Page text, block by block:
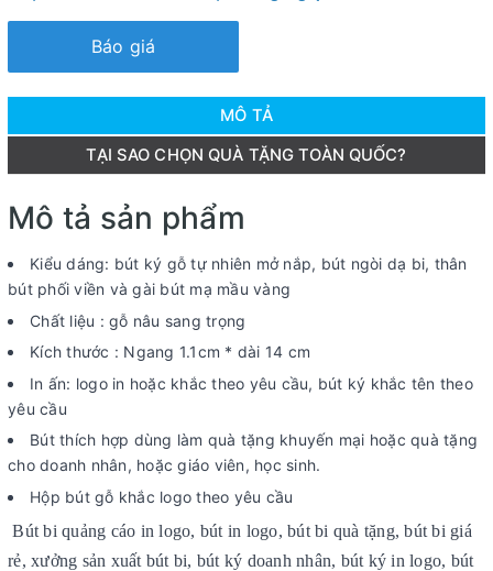
Báo giá
MÔ TẢ
TẠI SAO CHỌN QUÀ TẶNG TOÀN QUỐC?
Mô tả sản phẩm
Kiểu dáng: bút ký gỗ tự nhiên mở nắp, bút ngòi dạ bi, thân
bút phối viền và gài bút mạ mầu vàng
Chất liệu : gỗ nâu sang trọng
Kích thước : Ngang 1.1cm * dài 14 cm
In ấn: logo in hoặc khắc theo yêu cầu, bút ký khắc tên theo
yêu cầu
Bút thích hợp dùng làm quà tặng khuyến mại hoặc quà tặng
cho doanh nhân, hoặc giáo viên, học sinh.
Hộp bút gỗ khắc logo theo yêu cầu
Bút bi quảng cáo in logo, bút in logo, bút bi quà tặng, bút bi giá
rẻ, xưởng sản xuất bút bi, bút ký doanh nhân, bút ký in logo, bút